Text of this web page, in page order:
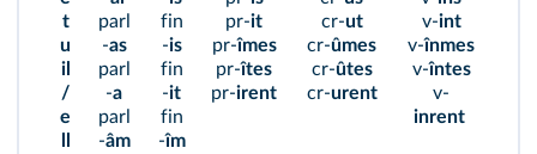
t
u
il
/
e
parl
-as
parl
-a
parl
-âm
fin
-is
fin
-it
fin
-îm
pr-it
pr-îmes
pr-îtes
pr-irent
cr-ut
cr-ûmes
cr-ûtes
cr-urent
v-int
v-înmes
v-întes
v-
inrent